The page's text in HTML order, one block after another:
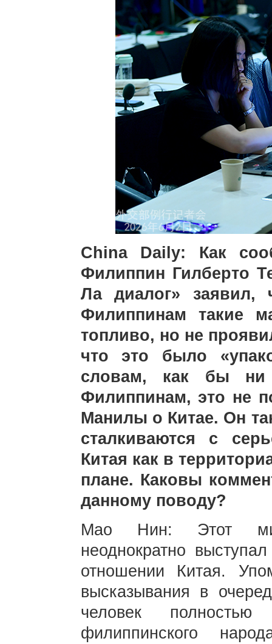
China Daily: Как
Филиппин Гилберто
Ла диалог» заявил,
Филиппинам такие
топливо, но не
что это было
словам, как бы ни
Филиппинам, это не
Манилы о Китае. Он
сталкиваются с
Китая как в
плане. Каковы
данному поводу?
Мао Нин: Этот
неоднократно
отношении Китая.
высказывания в
человек полностью
филиппинского